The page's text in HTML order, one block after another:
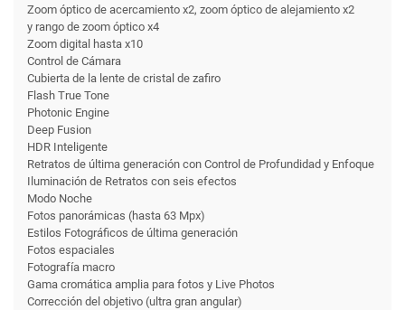
Zoom óptico de acercamiento x2, zoom óptico de alejamiento x2
y rango de zoom óptico x4
Zoom digital hasta x10
Control de Cámara
Cubierta de la lente de cristal de zafiro
Flash True Tone
Photonic Engine
Deep Fusion
HDR Inteligente
Retratos de última generación con Control de Profundidad y Enfoque
Iluminación de Retratos con seis efectos
Modo Noche
Fotos panorámicas (hasta 63 Mpx)
Estilos Fotográficos de última generación
Fotos espaciales
Fotografía macro
Gama cromática amplia para fotos y Live Photos
Corrección del objetivo (ultra gran angular)